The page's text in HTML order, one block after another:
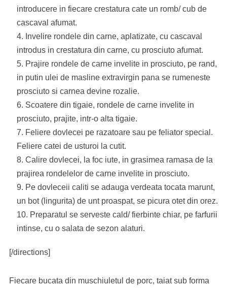
introducere in fiecare crestatura cate un romb/ cub de
cascaval afumat.
Invelire rondele din carne, aplatizate, cu cascaval
introdus in crestatura din carne, cu prosciuto afumat.
Prajire rondele de carne invelite in prosciuto, pe rand,
in putin ulei de masline extravirgin pana se rumeneste
prosciuto si carnea devine rozalie.
Scoatere din tigaie, rondele de carne invelite in
prosciuto, prajite, intr-o alta tigaie.
Feliere dovlecei pe razatoare sau pe feliator special.
Feliere catei de usturoi la cutit.
Calire dovlecei, la foc iute, in grasimea ramasa de la
prajirea rondelelor de carne invelite in prosciuto.
Pe dovleceii caliti se adauga verdeata tocata marunt,
un bot (lingurita) de unt proaspat, se picura otet din orez.
Preparatul se serveste cald/ fierbinte chiar, pe farfurii
intinse, cu o salata de sezon alaturi.
[/directions]
Fiecare bucata din muschiuletul de porc, taiat sub forma